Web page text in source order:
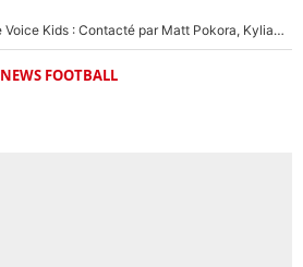
De l'équipe de France à The Voice Kids : Contacté par Matt Pokora, Kylian Mbappé a accepté de jouer un rôle inédit sur TF1 !
NEWS FOOTBALL